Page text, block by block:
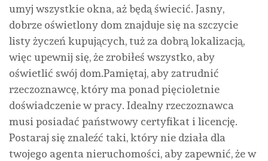
umyj wszystkie okna, aż będą świecić. Jasny,
dobrze oświetlony dom znajduje się na szczycie
listy życzeń kupujących, tuż za dobrą lokalizacją,
więc upewnij się, że zrobiłeś wszystko, aby
oświetlić swój dom.Pamiętaj, aby zatrudnić
rzeczoznawcę, który ma ponad pięcioletnie
doświadczenie w pracy. Idealny rzeczoznawca
musi posiadać państwowy certyfikat i licencję.
Postaraj się znaleźć taki, który nie działa dla
twojego agenta nieruchomości, aby zapewnić, że w